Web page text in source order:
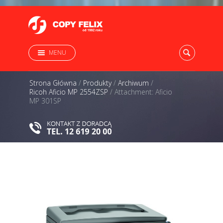
MENU
Strona Główna / Produkty/ Archiwum /
Ricoh Aficio MP 2554ZSP / Attachment: Aficio
MP 301SP